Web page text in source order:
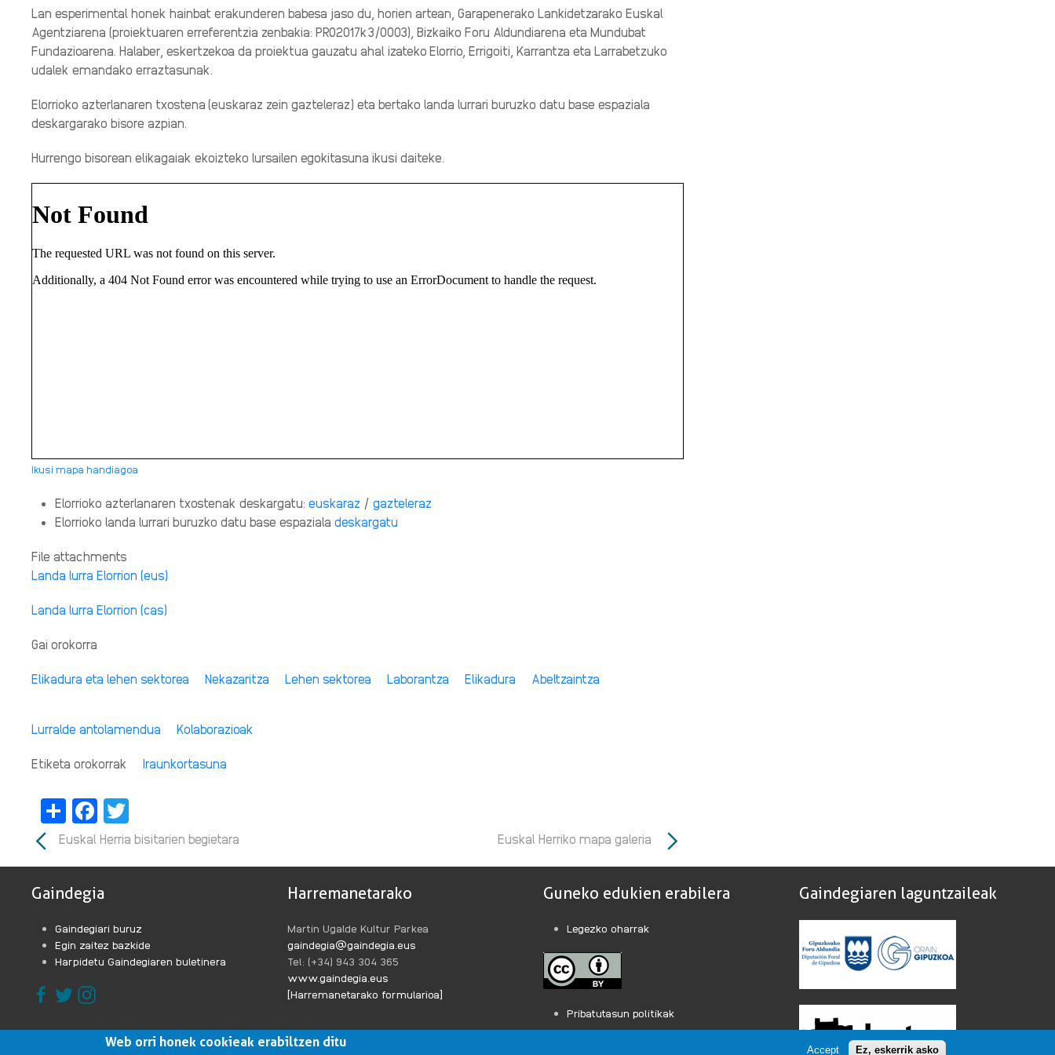
Lan esperimental honek hainbat erakunderen babesa jaso du, horien artean, Garapenerako Lankidetzarako Euskal
Agentziarena (proiektuaren erreferentzia zenbakia: PRO2017k3/0003), Bizkaiko Foru Aldundiarena eta Mundubat
Fundazioarena. Halaber, eskertzekoa da proiektua gauzatu ahal izateko Elorrio, Errigoiti, Karrantza eta Larrabetzuko
udalek emandako erraztasunak.
Elorrioko azterlanaren txostena (euskaraz zein gazteleraz) eta bertako landa lurrari buruzko datu base espaziala
deskargarako bisore azpian.
Hurrengo bisorean elikagaiak ekoizteko lursailen egokitasuna ikusi daiteke.
Ikusi mapa handiagoa
Elorrioko azterlanaren txostenak deskargatu: euskaraz / gazteleraz
Elorrioko landa lurrari buruzko datu base espaziala deskargatu
File attachments
Landa lurra Elorrion (eus)
Landa lurra Elorrion (cas)
Gai orokorra
Elikadura eta lehen sektorea Nekazaritza Lehen sektorea Laborantza Elikadura Abeltzaintza
Lurralde antolamendua Kolaborazioak
Etiketa orokorrak Iraunkortasuna
ShareFacebook
Euskal Herria bisitarien begietara Euskal Herriko mapa galeria
Gaindegia
Gaindegiari buruz
Egin zaitez bazkide
Harpidetu Gaindegiaren buletinera
Harremanetarako
Martin Ugalde Kultur Parkea
gaindegia@gaindegia.eus
Tel: (+34) 943 304 365
www.gaindegia.eus
[Harremanetarako formularioa]
Guneko edukien erabilera
Legezko oharrak
Pribatutasun politikak
Gaindegiaren laguntzaileak
Web orri honek cookieak erabiltzen ditu
Accept Ez, eskerrik asko